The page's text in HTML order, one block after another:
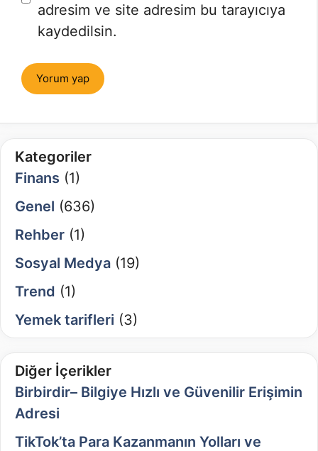
adresim ve site adresim bu tarayıcıya
kaydedilsin.
Kategoriler
Finans (1)
Genel (636)
Rehber (1)
Sosyal Medya (19)
Trend (1)
Yemek tarifleri (3)
Diğer İçerikler
Birbirdir– Bilgiye Hızlı ve Güvenilir Erişimin
Adresi
TikTok’ta Para Kazanmanın Yolları ve